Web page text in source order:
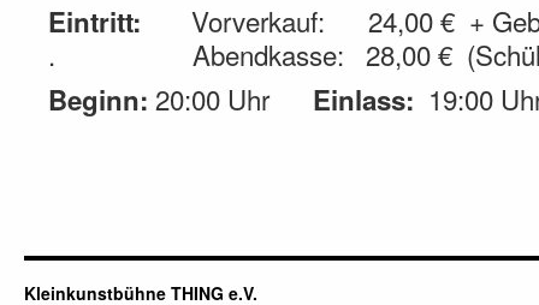
Eintritt: Vorverkauf: 24,00 € +
. Abendkasse: 28,00 €
Beginn: 20:00 Uhr Einlass: 19:00
Kleinkunstbühne THING e.V.